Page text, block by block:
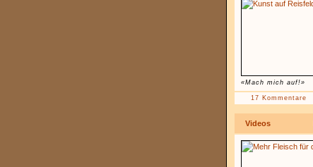
«Mach mich auf!»
17 Kommentare
Videos